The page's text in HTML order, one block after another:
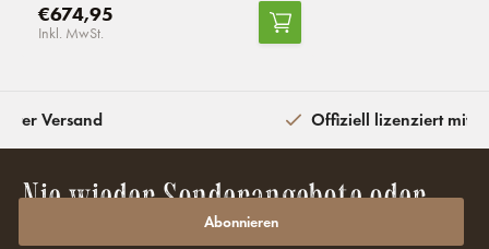
€674,95
Inkl. MwSt.
Versand Offiziell lizenziert mit
Nie wieder Sonderangebote oder
Rabatte verpassen?
Abonnieren